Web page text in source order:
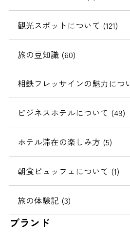
観光スポットについて (121)
旅の豆知識 (60)
相鉄フレッサインの魅力につ
ビジネスホテルについて (49)
ホテル滞在の楽しみ方 (5)
朝食ビュッフェについて (1)
旅の体験記 (3)
ブランド